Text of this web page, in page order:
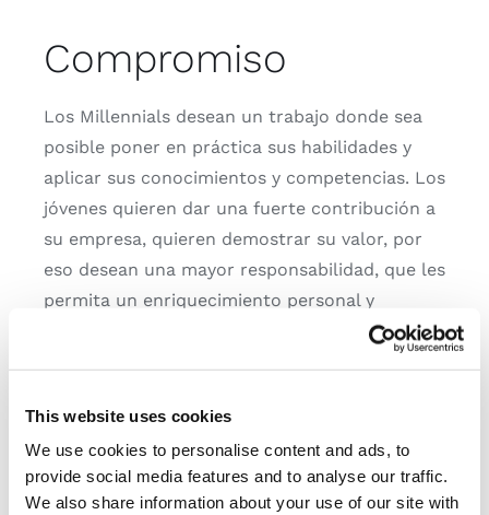
This website uses cookies
We use cookies to personalise content and ads, to
provide social media features and to analyse our traffic.
We also share information about your use of our site with
Compromiso
Los Millennials desean un trabajo donde sea
posible poner en práctica sus habilidades y
aplicar sus conocimientos y competencias. Los
jóvenes quieren dar una fuerte contribución a
su empresa, quieren demostrar su valor, por
eso desean una mayor responsabilidad, que les
permita un enriquecimiento personal y
Trabajo en equipo
Los Millennials han nacido y crecido en la era
de las redes sociales. Están acostumbrados a